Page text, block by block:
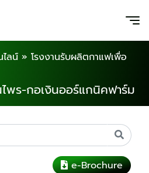
ลน์ » โรงงานรับผลิตกาแฟเพื่อ
พร-กอเงินออร์แกนิคฟาร์ม
e-Brochure